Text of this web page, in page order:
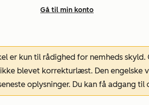
Gå til min konto
er kun til rådighed for nemheds
blevet korrekturlæst. Den engelske
oplysninger. Du kan få adgang til